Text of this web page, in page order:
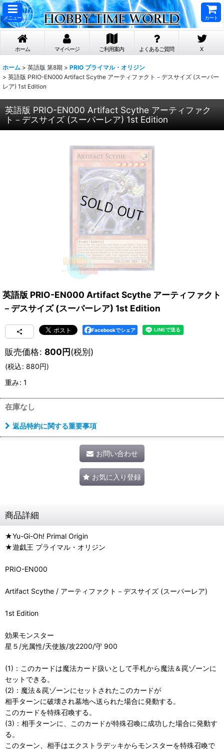
メニュー カート
ホーム マイページ ご利用案内 よくあるご質問 X
ホーム > 英語版 第8期 > PRIO プライマル・オリジン
> 英語版 PRIO-EN000 Artifact Scythe アーティファクト－デスサイズ (スーパー
レア) 1st Edition
英語版 PRIO-EN000 Artifact Scythe アーティファク
ト－デスサイズ (スーパーレア) 1st Edition
英語版 PRIO-EN000 Artifact Scythe アーティファクト
－デスサイズ (スーパーレア) 1st Edition
Facebookでシェア
販売価格: 800円(税別)
(税込: 880円)
重み: 1
在庫なし
返品特約に関する重要事項
お問い合わせ
お気に入り登録
商品詳細
★Yu-Gi-Oh! Primal Origin
★遊戯王 プライマル・オリジン
PRIO-EN000
Artifact Scythe / アーティファクト－デスサイズ (スーパーレア)
1st Edition
効果モンスター
星５/光属性/天使族/攻2200/守 900
(1)：このカードは魔法カード扱いとして手札から魔法＆罠ゾーンに
セットできる。
(2)：魔法＆罠ゾーンにセットされたこのカードが
相手ターンに破壊され墓地へ送られた場合に発動する。
このカードを特殊召喚する。
(3)：相手ターンに、このカードが特殊召喚に成功した場合に発動す
る。
このターン、相手はエクストラデッキからモンスターを特殊召喚で